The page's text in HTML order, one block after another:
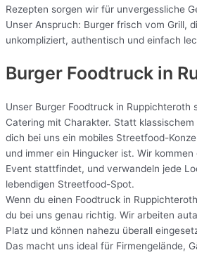
Rezepten sorgen wir für unvergessliche
Unser Anspruch: Burger frisch vom Grill,
unkompliziert, authentisch und einfach
Burger Foodtruck in
Unser Burger Foodtruck in Ruppichteroth
Catering mit Charakter. Statt
dich bei uns ein mobiles Streetfood-
und immer ein Hingucker ist. Wir
Event stattfindet, und verwandeln jede
lebendigen Streetfood-Spot.
Wenn du einen Foodtruck in
du bei uns genau richtig. Wir arbeiten
Platz und können nahezu überall
Das macht uns ideal für Firmengelände,